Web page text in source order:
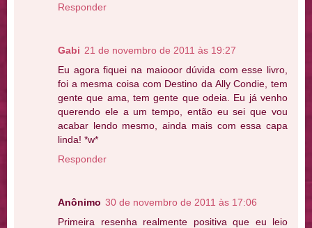
Responder
Gabi 21 de novembro de 2011 às 19:27
Eu agora fiquei na maiooor dúvida com esse livro,
foi a mesma coisa com Destino da Ally Condie, tem
gente que ama, tem gente que odeia. Eu já venho
querendo ele a um tempo, então eu sei que vou
acabar lendo mesmo, ainda mais com essa capa
linda! *w*
Responder
Anônimo 30 de novembro de 2011 às 17:06
Primeira resenha realmente positiva que eu leio